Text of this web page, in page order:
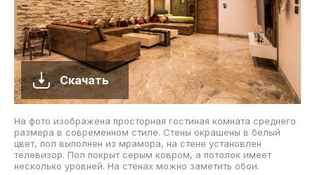
Скачать
На фото изображена просторная гостиная комната среднего
размера в современном стиле. Стены окрашены в белый
цвет, пол выполнен из мрамора, на стене установлен
телевизор. Пол покрыт серым ковром, а потолок имеет
несколько уровней. На стенах можно заметить обои.